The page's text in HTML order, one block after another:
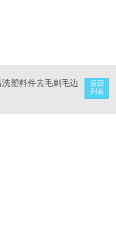
返回
列表
塑料件去毛刺毛边